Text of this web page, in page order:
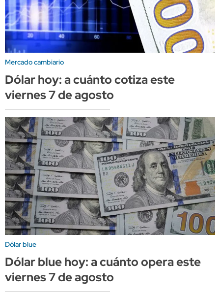
Mercado cambiario
Dólar hoy: a cuánto cotiza este
viernes 7 de agosto
Dólar blue
Dólar blue hoy: a cuánto opera este
viernes 7 de agosto